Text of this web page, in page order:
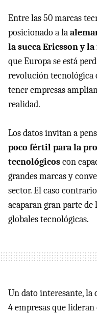
Entre las 50 marcas
posicionado a la
la sueca Ericsson y
que Europa se está
revolución tecnológica
tener empresas
realidad.
Los datos invitan a
poco fértil para la
tecnológicoscon
grandes marcas y
sector. El caso
acaparan gran parte de
globales tecnológicas.
Un dato interesante, la
4 empresas que